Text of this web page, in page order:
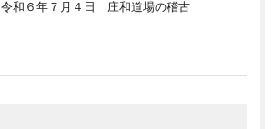
令和６年７月４日 庄和道場の稽古